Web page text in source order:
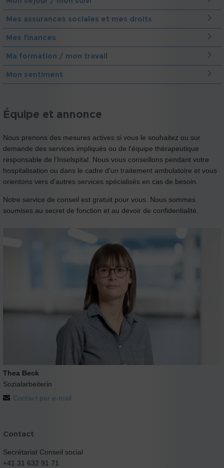
Mes assurances sociales et mes droits
Mes finances
Ma formation / mon travail
Mon sentiment
Équipe et annonce
Nous prenons des mesures actives si vous le souhaitez ou sur
demande des services impliqués ou de l'équipe thérapeutique
responsable de l'Inselspital. Nous vous conseillons pendant votre
hospitalisation ou dans le cadre d'un traitement ambulatoire et vous
orientons vers d'autres services spécialisés en cas de besoin.
Notre service de conseil est gratuit pour vous. Nous sommes
soumises au secret de fonction et au devoir de confidentialité.
Thea Beck
Sozialarbeiterin
Contact par e-mail
Contact
Secrétariat Conseil social
+41 31 632 91 71